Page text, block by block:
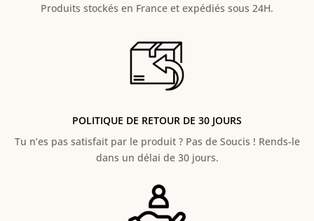
Produits stockés en France et expédiés sous 24H.
POLITIQUE DE RETOUR DE 30 JOURS
Tu n’es pas satisfait par le produit ? Pas de Soucis ! Rends-le
dans un délai de 30 jours.